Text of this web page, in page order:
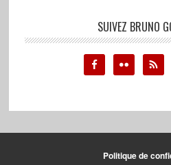
SUIVEZ BRUNO
Politique de